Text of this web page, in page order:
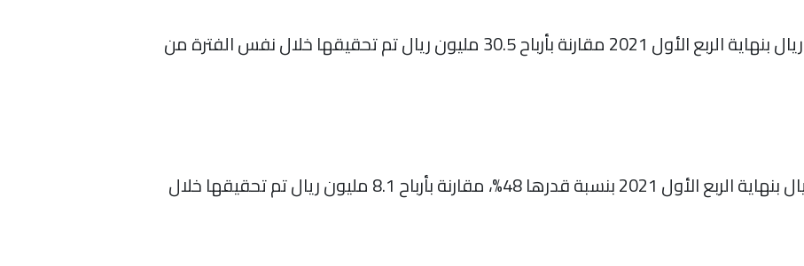
ارتفعت أرباح الشركة إلى 61.6مليون ريال بنهاية الربع الأول 2021 مقارنة بأرباح 30.5 مليون ريال تم تحقيقها خلال نفس الفترة من
ارتفعت أرباح الشركة إلى 12 مليون ريال بنهاية الربع الأول 2021 بنسبة قدرها 48%، مقارنة بأرباح 8.1 مليون ريال تم تحقيقها خلال